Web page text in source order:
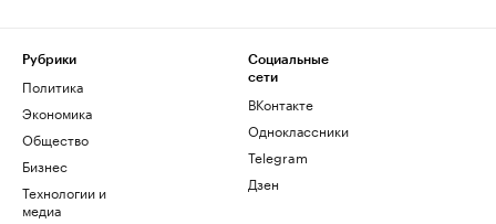
Рубрики
Политика
Экономика
Общество
Бизнес
Технологии и
медиа
Социальные
сети
ВКонтакте
Одноклассники
Telegram
Дзен